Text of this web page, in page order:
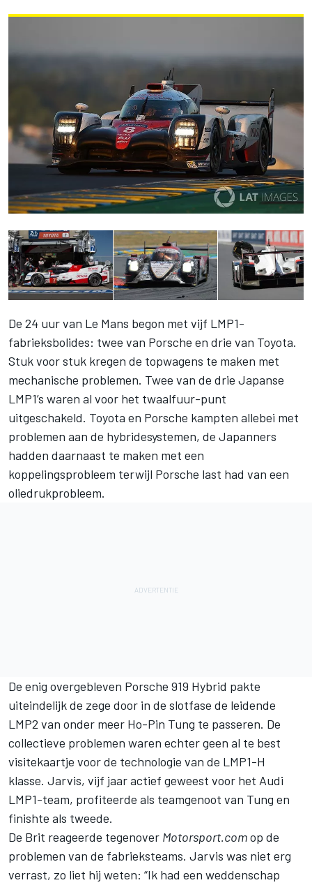
De 24 uur van Le Mans begon met vijf LMP1-
fabrieksbolides: twee van Porsche en drie van Toyota.
Stuk voor stuk kregen de topwagens te maken met
mechanische problemen. Twee van de drie Japanse
LMP1’s waren al voor het twaalfuur-punt
uitgeschakeld. Toyota en Porsche kampten allebei met
problemen aan de hybridesystemen, de Japanners
hadden daarnaast te maken met een
koppelingsprobleem terwijl Porsche last had van een
oliedrukprobleem.
De enig overgebleven Porsche 919 Hybrid pakte
uiteindelijk de zege door in de slotfase de leidende
LMP2 van onder meer Ho-Pin Tung te passeren. De
collectieve problemen waren echter geen al te best
visitekaartje voor de technologie van de LMP1-H
klasse. Jarvis, vijf jaar actief geweest voor het Audi
LMP1-team, profiteerde als teamgenoot van Tung en
finishte als tweede.
De Brit reageerde tegenover Motorsport.comop de
problemen van de fabrieksteams. Jarvis was niet erg
verrast, zo liet hij weten: “Ik had een weddenschap